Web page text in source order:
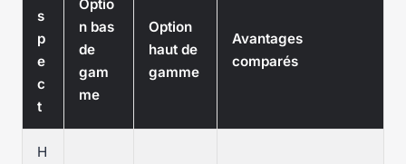
s
p
e
c
t
Optio
n bas
de
gam
me
Option
haut de
gamme
Avantages
comparés
H